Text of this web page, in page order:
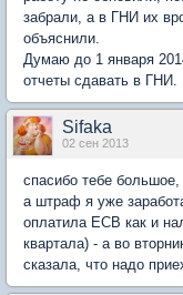
забрали, а в ГНИ их
объяснили.
Думаю до 1 января
отчеты сдавать в ГНИ.
Sifaka
02 сен 2013
спасибо тебе
а штраф я уже
оплатила ЕСВ как и
квартала) - а во
сказала, что надо